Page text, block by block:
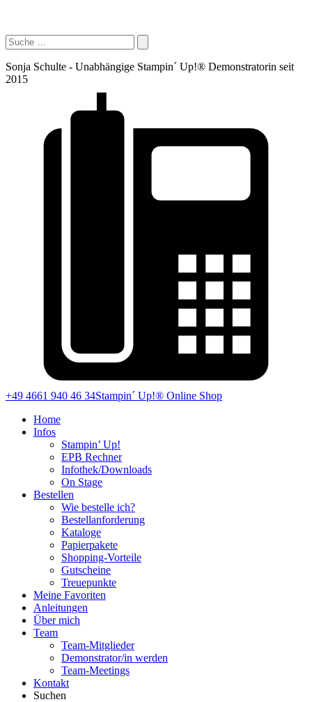
Sonja Schulte - Unabhängige Stampin´ Up!® Demonstratorin seit
2015
+49 4661 940 46 34Stampin´ Up!® Online Shop
Home
Infos
Stampin’ Up!
EPB Rechner
Infothek/Downloads
On Stage
Bestellen
Wie bestelle ich?
Bestellanforderung
Kataloge
Papierpakete
Shopping-Vorteile
Gutscheine
Treuepunkte
Meine Favoriten
Anleitungen
Über mich
Team
Team-Mitglieder
Demonstrator/in werden
Team-Meetings
Kontakt
Suchen